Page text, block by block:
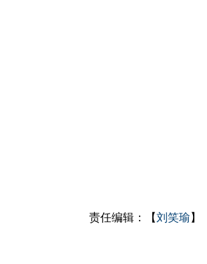
责任编辑：【刘笑瑜 】